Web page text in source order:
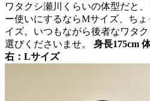
ワタクシ瀬川くらいの体型だと
ー使いにするならMサイズ、ち
イズ。いつもながら後者なワタ
選びくださいませ。 身長175cm
右：Lサイズ